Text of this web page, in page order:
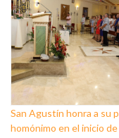
San Agustín honra a su
homónimo en el inicio de